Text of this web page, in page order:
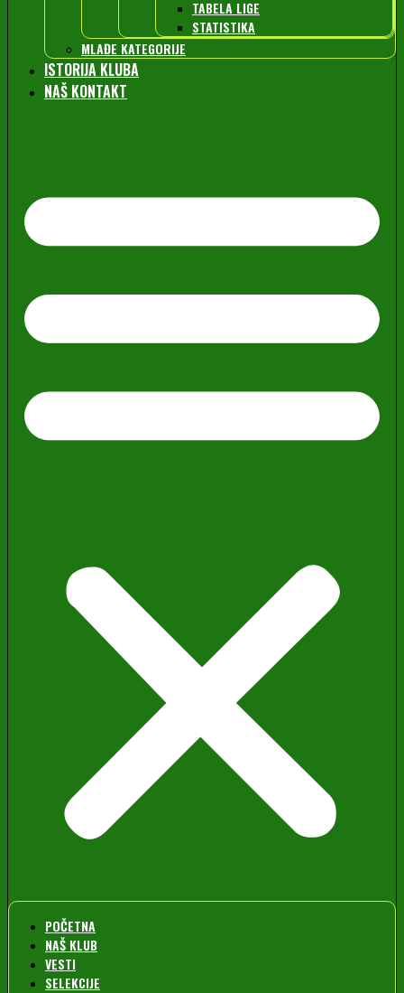
TABELA LIGE
STATISTIKA
MLAĐE KATEGORIJE
ISTORIJA KLUBA
NAŠ KONTAKT
POČETNA
NAŠ KLUB
VESTI
SELEKCIJE